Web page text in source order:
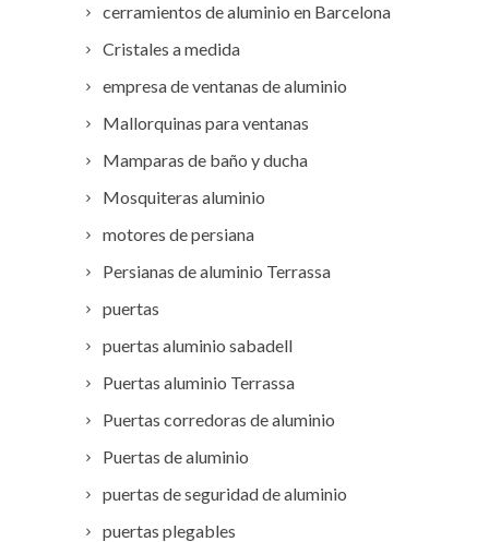
cerramientos de aluminio en Barcelona
Cristales a medida
empresa de ventanas de aluminio
Mallorquinas para ventanas
Mamparas de baño y ducha
Mosquiteras aluminio
motores de persiana
Persianas de aluminio Terrassa
puertas
puertas aluminio sabadell
Puertas aluminio Terrassa
Puertas corredoras de aluminio
Puertas de aluminio
puertas de seguridad de aluminio
puertas plegables